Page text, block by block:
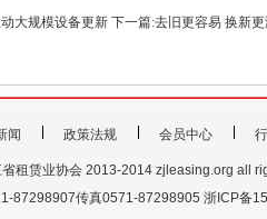
大规模设备更新下一篇:去旧更容易 换新
闻 政策法规 会员中心
租赁业协会 2013-2014 zjleasing.org all
87298907传真0571-87298905 浙ICP备